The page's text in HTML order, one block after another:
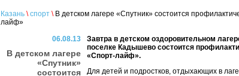
Казань \ спорт \В детском лагере «Спутник» состоится
лайф»
06.08.13
В детском лагере
«Спутник»
состоится
Завтра в детском оздоровительном
поселке Кадышево состоится
«Спорт-лайф».
Для детей и подростков, отдыхающих в